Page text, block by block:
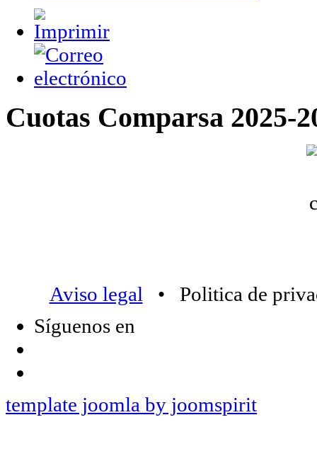
Cuotas Comparsa 2025-
Aviso legal • Politica de
Síguenos en
template joomla by joomspirit